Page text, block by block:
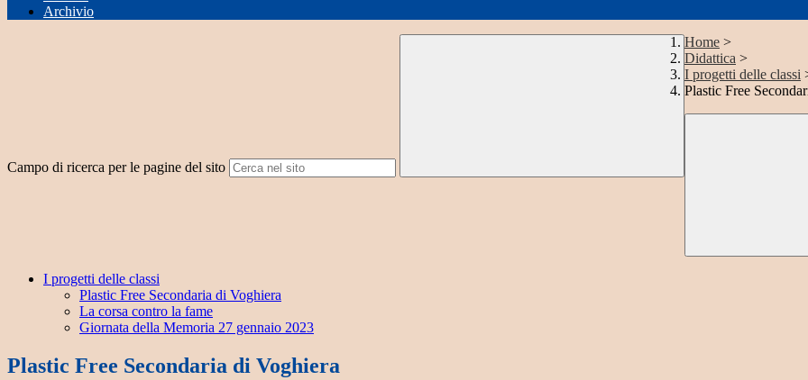
Archivio
Campo di ricerca per le pagine del sito
Home >
Didattica >
I progetti delle classi
Plastic Free
I progetti delle classi
Plastic Free Secondaria di Voghiera
La corsa contro la fame
Giornata della Memoria 27 gennaio 2023
Plastic Free Secondaria di Voghiera